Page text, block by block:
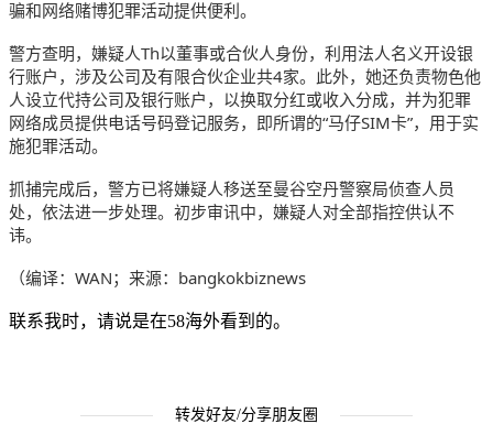
骗和网络赌博犯罪活动提供便利。
警方查明，嫌疑人Th以董事或合伙人身份，利用法人名义开设银
行账户，涉及公司及有限合伙企业共4家。此外，她还负责物色他
人设立代持公司及银行账户，以换取分红或收入分成，并为犯罪
网络成员提供电话号码登记服务，即所谓的“马仔SIM卡”，用于实
施犯罪活动。
抓捕完成后，警方已将嫌疑人移送至曼谷空丹警察局侦查人员
处，依法进一步处理。初步审讯中，嫌疑人对全部指控供认不
讳。
（编译：WAN；来源：bangkokbiznews
联系我时，请说是在58海外看到的。
转发好友/分享朋友圈